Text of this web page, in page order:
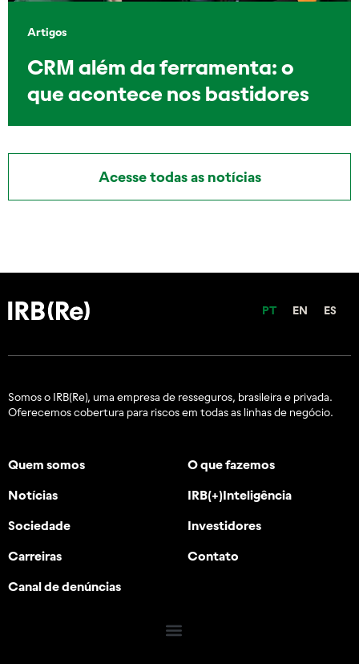
Artigos
CRM além da ferramenta: o
que acontece nos bastidores
Acesse todas as notícias
PT EN ES
Somos o IRB(Re), uma empresa de resseguros, brasileira e privada.
Oferecemos cobertura para riscos em todas as linhas de negócio.
Quem somos O que fazemos
Notícias IRB(+)Inteligência
Sociedade Investidores
Carreiras Contato
Canal de denúncias